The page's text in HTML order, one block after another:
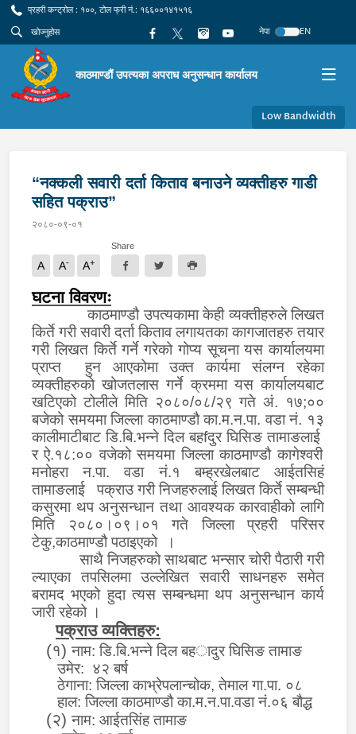
प्रहरी कन्ट्रोल : १००, टोल फ्री नं.: १६६००१४१५१६
नेपा
EN
काठमाण्डौं उपत्यका अपराध अनुसन्धान कार्यालय
Low Bandwidth
“नक्कली सवारी दर्ता किताव बनाउने व्यक्तीहरु गाडी
सहित पक्राउ”
२०८०-०९-०१
A A- A+
Share
घटना विवरणः
काठमाण्डौ उपत्यकामा केही व्यक्तीहरुलेलिखत
किर्ते गरी सवारी दर्ता किताव लगायतका कागजातहरु तयार
गरी लिखत किर्ते गर्ने गरेको गोप्य सूचना यस कार्यालयमा
प्राप्त
हुन आएकोमा
उक्त कार्यमा संलग्न रहेका
व्यक्तीहरुको खोजतलास गर्ने क्रममा यस कार्यालयबाट
खटिएको टोलीलेमिति २०८०/०८/२९ गते अं. १७;००
बजेको समयमा जिल्ला काठमाण्डौ का.म.न.पा. वडा नं. १३
कालीमाटीबाट डि.बि.भन्ने दिल बहfदुर घिसिङ तामाङलाई
रऐ.१८:०० वजेको समयमा जिल्ला काठमाण्डौ कागेश्वरी
मनोहरा न.पा. वडा नं.१ बम्ह्रखेलबाट
आईतसिहं
तामाङलाई
पक्राउ गरीनिजहरुलाईलिखतकिर्तेसम्बन्धी
कसुरमा थप अनुसन्धान तथा आवश्यक कारवाहीको लागि
मिति २०८०।०९।०१ गते जिल्ला प्रहरी परिसर
टेकु,काठमाण्डौ पठाइएको ।
साथै निजहरुको साथबाट भन्सार चोरी पैठारी गरी
ल्याएका तपसिलमा उल्लेखित सवारी साधनहरु समेत
बरामद भएको हुदा त्यस सम्बन्धमा थप अनुसन्धान कार्य
जारी रहेको ।
पक्राउ व्यक्तिहरु:
(१) नाम:डि.बि.भन्ने दिल बहादुर घिसिङ तामाङ
उमेर: ४२ बर्ष
ठेगाना: जिल्लाकाभ्रेपलान्चोक,तेमालगा.पा. ०८
हाल: जिल्ला काठमाण्डौ का.म.न.पा.वडा नं.०६ बौद्ध
(२) नाम: आईतसिंह तामाङ